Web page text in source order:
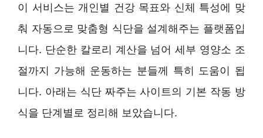
이 서비스는 개인별 건강 목표와 신체 특성에 맞
춰 자동으로 맞춤형 식단을 설계해주는 플랫폼입
니다. 단순한 칼로리 계산을 넘어 세부 영양소 조
절까지 가능해 운동하는 분들께 특히 도움이 됩
니다. 아래는 식단 짜주는 사이트의 기본 작동 방
식을 단계별로 정리해 보았습니다.